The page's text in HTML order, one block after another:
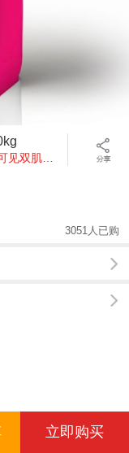
见双肌大
3051人已购
立即购买